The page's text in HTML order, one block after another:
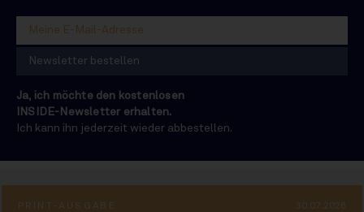
Ja, ich möchte den kostenlosen
INSIDE-Newsletter erhalten.
Ich kann ihn jederzeit wieder abbestellen.
PRINT-AUSGABE 30.07.2026